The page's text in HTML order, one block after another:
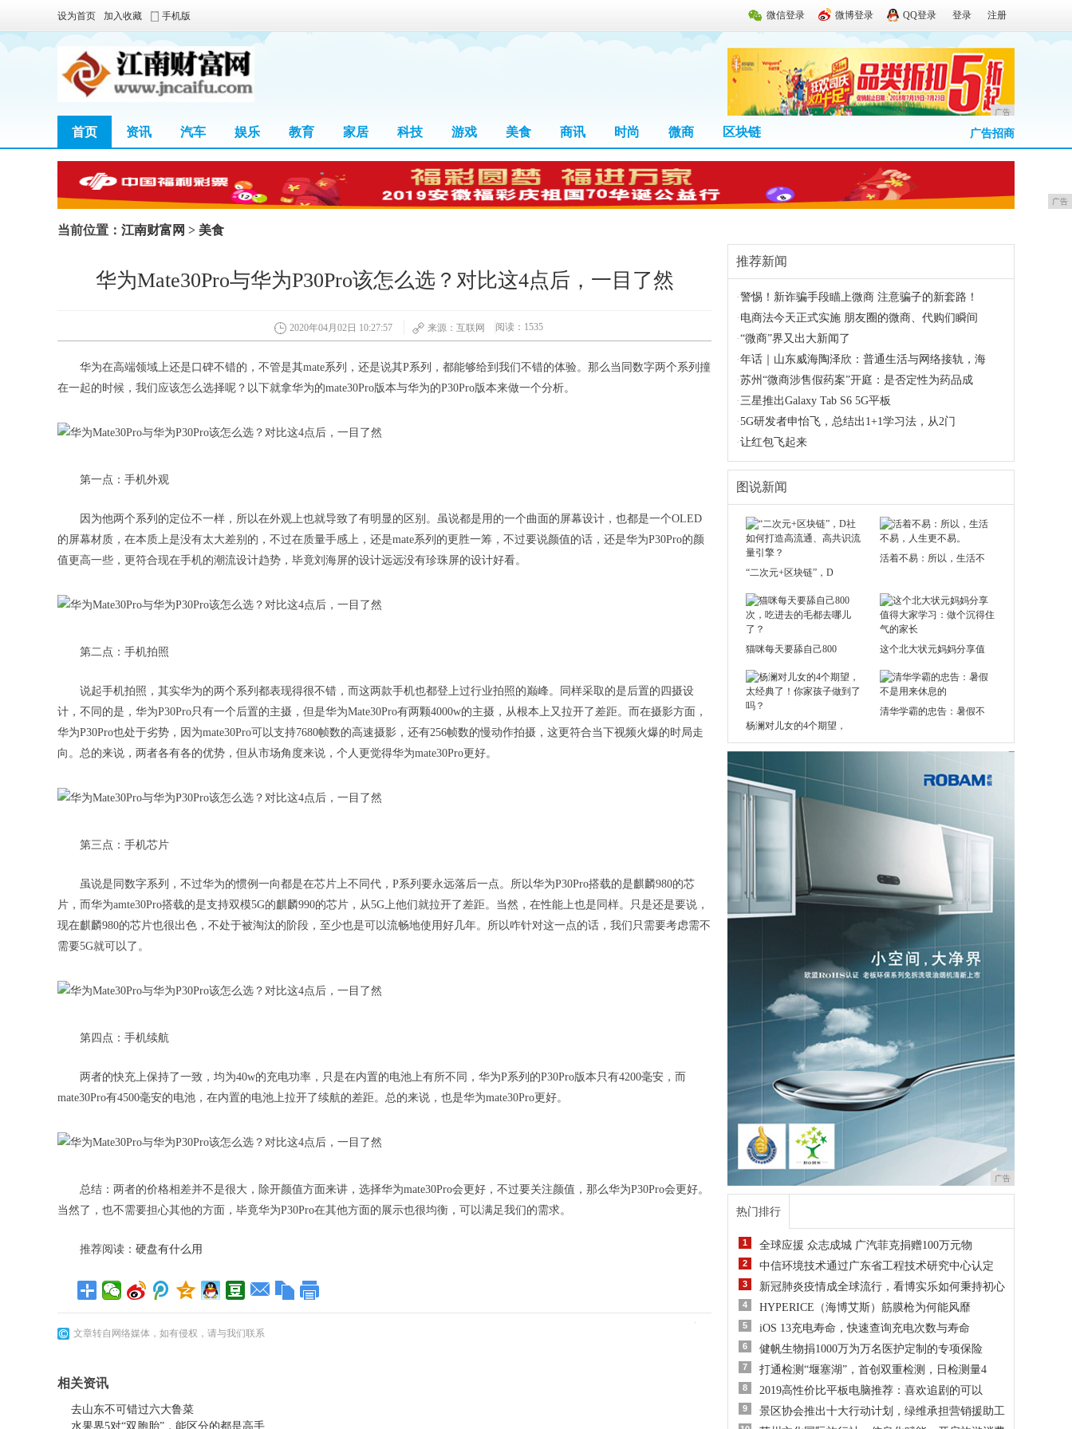
微信登录 微博登录 QQ登录 登录 注册
设为首页 加入收藏 手机版
广告
首页 资讯 汽车 娱乐 教育 家居 科技 游戏 美食 商讯 时尚 微商 区块链 广告招商
广告
当前位置： 江南财富网 > 美食
华为Mate30Pro与华为P30Pro该怎么选？对比这4点后，一目了然
2020年04月02日 10:27:57 来源：互联网 阅读：1535
华为在高端领域上还是口碑不错的，不管是其mate系列，还是说其P系列，都能够给到我们不错的体验。那么当同数字两个系列撞
在一起的时候，我们应该怎么选择呢？以下就拿华为的mate30Pro版本与华为的P30Pro版本来做一个分析。
第一点：手机外观
因为他两个系列的定位不一样，所以在外观上也就导致了有明显的区别。虽说都是用的一个曲面的屏幕设计，也都是一个OLED
的屏幕材质，在本质上是没有太大差别的，不过在质量手感上，还是mate系列的更胜一筹，不过要说颜值的话，还是华为P30Pro的颜
值更高一些，更符合现在手机的潮流设计趋势，毕竟刘海屏的设计远远没有珍珠屏的设计好看。
第二点：手机拍照
说起手机拍照，其实华为的两个系列都表现得很不错，而这两款手机也都登上过行业拍照的巅峰。同样采取的是后置的四摄设
计，不同的是，华为P30Pro只有一个后置的主摄，但是华为Mate30Pro有两颗4000w的主摄，从根本上又拉开了差距。而在摄影方面，
华为P30Pro也处于劣势，因为mate30Pro可以支持7680帧数的高速摄影，还有256帧数的慢动作拍摄，这更符合当下视频火爆的时局走
向。总的来说，两者各有各的优势，但从市场角度来说，个人更觉得华为mate30Pro更好。
第三点：手机芯片
虽说是同数字系列，不过华为的惯例一向都是在芯片上不同代，P系列要永远落后一点。所以华为P30Pro搭载的是麒麟980的芯
片，而华为amte30Pro搭载的是支持双模5G的麒麟990的芯片，从5G上他们就拉开了差距。当然，在性能上也是同样。只是还是要说，
现在麒麟980的芯片也很出色，不处于被淘汰的阶段，至少也是可以流畅地使用好几年。所以咋针对这一点的话，我们只需要考虑需不
需要5G就可以了。
第四点：手机续航
两者的快充上保持了一致，均为40w的充电功率，只是在内置的电池上有所不同，华为P系列的P30Pro版本只有4200毫安，而
mate30Pro有4500毫安的电池，在内置的电池上拉开了续航的差距。总的来说，也是华为mate30Pro更好。
总结：两者的价格相差并不是很大，除开颜值方面来讲，选择华为mate30Pro会更好，不过要关注颜值，那么华为P30Pro会更好。
当然了，也不需要担心其他的方面，毕竟华为P30Pro在其他方面的展示也很均衡，可以满足我们的需求。
推荐阅读： 硬盘有什么用
文章转自网络媒体，如有侵权，请与我们联系
相关资讯
去山东不可错过六大鲁菜
水果界5对“双胞胎”，能区分的都是高手
推荐新闻
·警惕！新诈骗手段瞄上微商 注意骗子的新套路！
· 电商法今天正式实施 朋友圈的微商、代购们瞬间
·“微商”界又出大新闻了
·年话｜山东威海陶泽欣：普通生活与网络接轨，海
·苏州“微商涉售假药案”开庭：是否定性为药品成
·三星推出Galaxy Tab S6 5G平板
·5G研发者申怡飞，总结出1+1学习法，从2门
·让红包飞起来
图说新闻
“二次元+区块链”，D
活着不易：所以，生活不
猫咪每天要舔自己800 这个北大状元妈妈分享值
杨澜对儿女的4个期望，
清华学霸的忠告：暑假不
广告
热门排行
1 全球应援 众志成城 广汽菲克捐赠100万元物
2 中信环境技术通过广东省工程技术研究中心认定
3 新冠肺炎疫情成全球流行，看博实乐如何秉持初心
4 HYPERICE（海博艾斯）筋膜枪为何能风靡
5 iOS 13充电寿命，快速查询充电次数与寿命
6 健帆生物捐1000万为万名医护定制的专项保险
7 打通检测“堰塞湖”，首创双重检测，日检测量4
8 2019高性价比平板电脑推荐：喜欢追剧的可以
9 景区协会推出十大行动计划，绿维承担营销援助工